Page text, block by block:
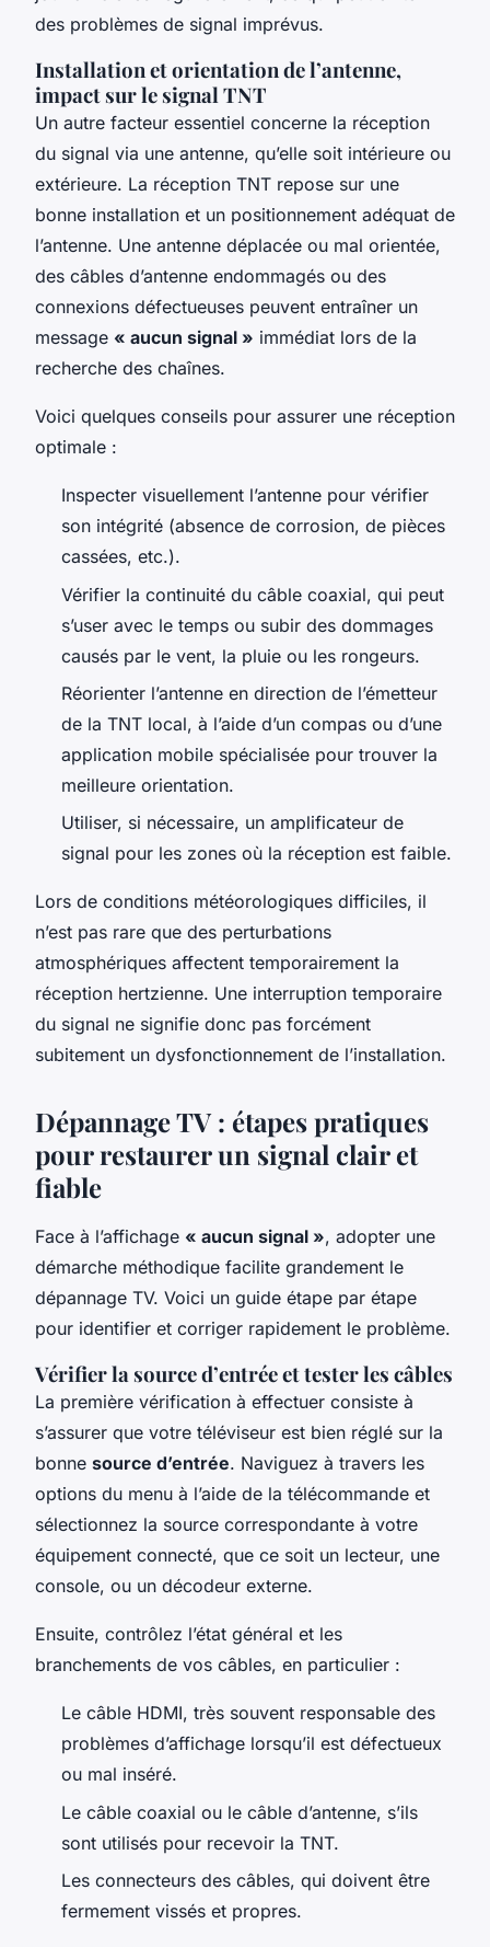
des problèmes de signal imprévus.
Installation et orientation de l’antenne,
impact sur le signal TNT
Un autre facteur essentiel concerne la réception
du signal via une antenne, qu’elle soit intérieure ou
extérieure. La réception TNT repose sur une
bonne installation et un positionnement adéquat de
l’antenne. Une antenne déplacée ou mal orientée,
des câbles d’antenne endommagés ou des
connexions défectueuses peuvent entraîner un
message « aucun signal » immédiat lors de la
recherche des chaînes.
Voici quelques conseils pour assurer une réception
optimale :
Inspecter visuellement l’antenne pour vérifier
son intégrité (absence de corrosion, de pièces
cassées, etc.).
Vérifier la continuité du câble coaxial, qui peut
s’user avec le temps ou subir des dommages
causés par le vent, la pluie ou les rongeurs.
Réorienter l’antenne en direction de l’émetteur
de la TNT local, à l’aide d’un compas ou d’une
application mobile spécialisée pour trouver la
meilleure orientation.
Utiliser, si nécessaire, un amplificateur de
signal pour les zones où la réception est faible.
Lors de conditions météorologiques difficiles, il
n’est pas rare que des perturbations
atmosphériques affectent temporairement la
réception hertzienne. Une interruption temporaire
du signal ne signifie donc pas forcément
subitement un dysfonctionnement de l’installation.
Dépannage TV : étapes pratiques
pour restaurer un signal clair et
fiable
Face à l’affichage « aucun signal », adopter une
démarche méthodique facilite grandement le
dépannage TV. Voici un guide étape par étape
pour identifier et corriger rapidement le problème.
Vérifier la source d’entrée et tester les câbles
La première vérification à effectuer consiste à
s’assurer que votre téléviseur est bien réglé sur la
bonne source d’entrée. Naviguez à travers les
options du menu à l’aide de la télécommande et
sélectionnez la source correspondante à votre
équipement connecté, que ce soit un lecteur, une
console, ou un décodeur externe.
Ensuite, contrôlez l’état général et les
branchements de vos câbles, en particulier :
Le câble HDMI, très souvent responsable des
problèmes d’affichage lorsqu’il est défectueux
ou mal inséré.
Le câble coaxial ou le câble d’antenne, s’ils
sont utilisés pour recevoir la TNT.
Les connecteurs des câbles, qui doivent être
fermement vissés et propres.